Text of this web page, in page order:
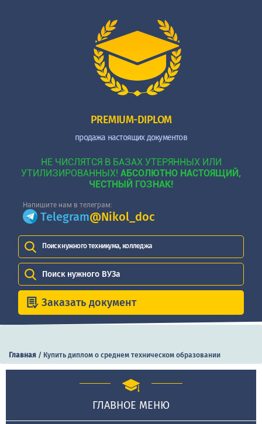
PREMIUM-DIPLOM
продажа настоящих документов
НЕ ЧИСЛЯТСЯ В БАЗАХ УТЕРЯННЫХ ИЛИ
УТИЛИЗИРОВАННЫХ! АБСОЛЮТНО НАСТОЯЩИЙ,
ЧЕСТНЫЙ ГОЗНАК!
Напишите нам в телеграм:
Telegram@Nikol_doc
Поиск нужного техникума, колледжа
Поиск нужного ВУЗа
Заказать документ
Главная / Купить диплом о среднем техническом образовании
ГЛАВНОЕ МЕНЮ